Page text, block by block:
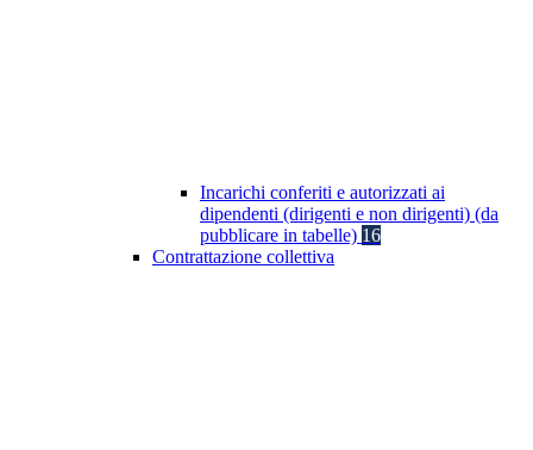
Incarichi conferiti e autorizzati ai
dipendenti (dirigenti e non dirigenti) (da
pubblicare in tabelle) 16
Contrattazione collettiva